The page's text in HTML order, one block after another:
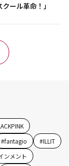
ール革命！」
#fantagio #ILLIT
ンメント